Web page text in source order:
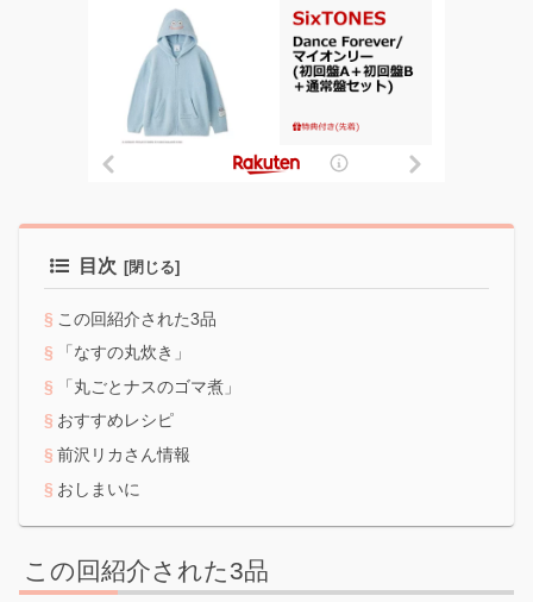
目次
この回紹介された3品
「なすの丸炊き」
「丸ごとナスのゴマ煮」
おすすめレシピ
前沢リカさん情報
おしまいに
この回紹介された3品